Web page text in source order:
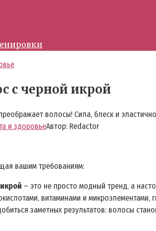
с черной икрой
волосы! Сила, блеск и
и здоровьеАвтор: Redactor
вашим требованиям:
– это не просто модный тренд‚ а
витаминами и
заметных результатов: волосы